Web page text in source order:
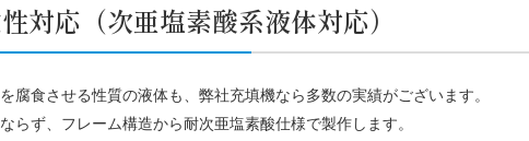
対応 （次亜塩素酸系液体対応）
腐食させる性質の液体も、弊社充填機なら多数の実績がございます。
らず、フレーム構造から耐次亜塩素酸仕様で製作します。